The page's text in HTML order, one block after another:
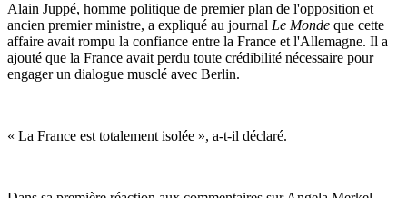
Alain Juppé, homme politique de premier plan de l'opposition et
ancien premier ministre, a expliqué au journal Le Monde que cette
affaire avait rompu la confiance entre la France et l'Allemagne. Il a
ajouté que la France avait perdu toute crédibilité nécessaire pour
engager un dialogue musclé avec Berlin.
« La France est totalement isolée », a-t-il déclaré.